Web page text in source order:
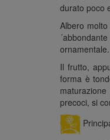
durato poco
Albero
ornamentale.
Il frutto,
forma è
precoci, si